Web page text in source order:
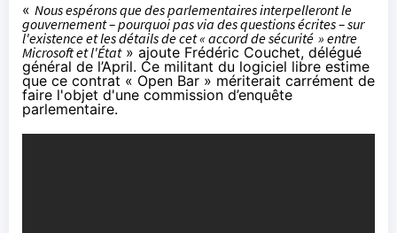
« Nous espérons que des parlementaires interpelleront le
gouvernement – pourquoi pas via des questions écrites – sur
l'existence et les détails de cet « accord de sécurité » entre
Microsoft et l'État» ajoute Frédéric Couchet, délégué
général de l’April. Ce militant du logiciel libre estime
que ce contrat « Open Bar » mériterait carrément de
faire l'objet d'une commission d’enquête
parlementaire.